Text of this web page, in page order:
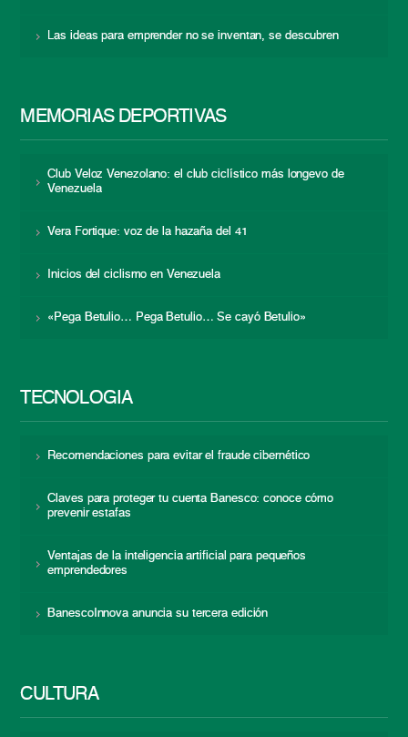
Las ideas para emprender no se inventan, se descubren
MEMORIAS DEPORTIVAS
Club Veloz Venezolano: el club ciclístico más longevo de
Venezuela
Vera Fortique: voz de la hazaña del 41
Inicios del ciclismo en Venezuela
«Pega Betulio… Pega Betulio… Se cayó Betulio»
TECNOLOGÍA
Recomendaciones para evitar el fraude cibernético
Claves para proteger tu cuenta Banesco: conoce cómo
prevenir estafas
Ventajas de la inteligencia artificial para pequeños
emprendedores
BanescoInnova anuncia su tercera edición
CULTURA